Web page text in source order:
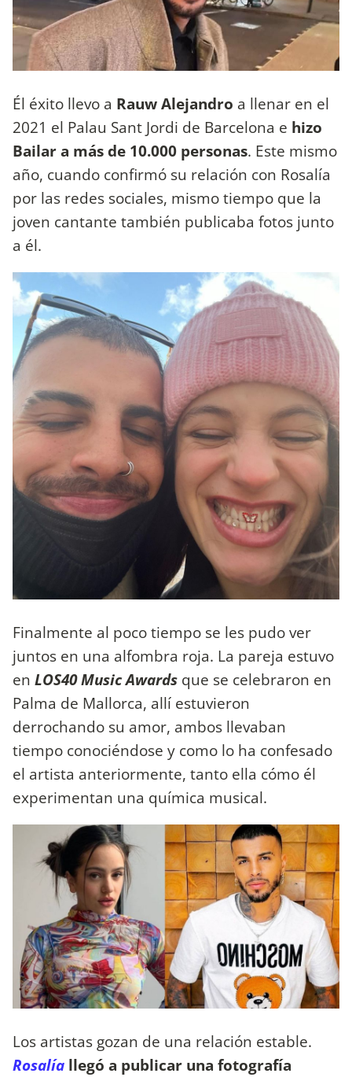
Él éxito llevo a Rauw Alejandro a llenar en el
2021 el Palau Sant Jordi de Barcelona e hizo
Bailar a más de 10.000 personas. Este mismo
año, cuando confirmó su relación con Rosalía
por las redes sociales, mismo tiempo que la
joven cantante también publicaba fotos junto
a él.
Finalmente al poco tiempo se les pudo ver
juntos en una alfombra roja. La pareja estuvo
en LOS40 Music Awards que se celebraron en
Palma de Mallorca, allí estuvieron
derrochando su amor, ambos llevaban
tiempo conociéndose y como lo ha confesado
el artista anteriormente, tanto ella cómo él
experimentan una química musical.
Los artistas gozan de una relación estable.
Rosalía llegó a publicar una fotografía